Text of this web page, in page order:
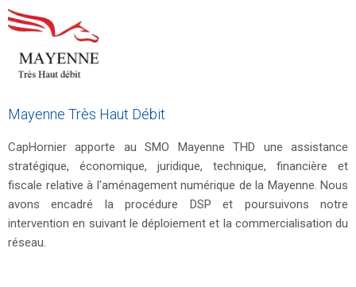
Mayenne Très Haut Débit
CapHornier apporte au SMO Mayenne THD une assistance
stratégique, économique, juridique, technique, financière et
fiscale relative à l'aménagement numérique de la Mayenne. Nous
avons encadré la procédure DSP et poursuivons notre
intervention en suivant le déploiement et la commercialisation du
réseau.